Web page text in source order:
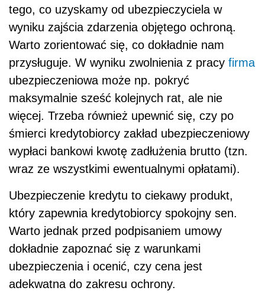
tego, co uzyskamy od ubezpieczyciela w
wyniku zajścia zdarzenia objętego ochroną.
Warto zorientować się, co dokładnie nam
przysługuje. W wyniku zwolnienia z pracy firma
ubezpieczeniowa może np. pokryć
maksymalnie sześć kolejnych rat, ale nie
więcej. Trzeba również upewnić się, czy po
śmierci kredytobiorcy zakład ubezpieczeniowy
wypłaci bankowi kwotę zadłużenia brutto (tzn.
wraz ze wszystkimi ewentualnymi opłatami).
Ubezpieczenie kredytu to ciekawy produkt,
który zapewnia kredytobiorcy spokojny sen.
Warto jednak przed podpisaniem umowy
dokładnie zapoznać się z warunkami
ubezpieczenia i ocenić, czy cena jest
adekwatna do zakresu ochrony.